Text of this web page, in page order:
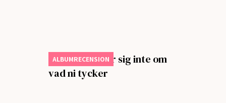
ALBUMRECENSION
Charli xcx bryr sig inte om
vad ni tycker